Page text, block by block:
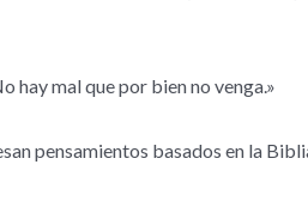
hay mal que por bien no venga.»
pensamientos basados en la